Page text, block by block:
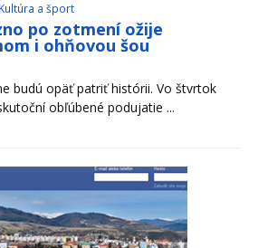
Kultúra a šport
po zotmení ožije
i ohňovou šou
budú opäť patriť histórii. Vo štvrtok
obľúbené podujatie ...